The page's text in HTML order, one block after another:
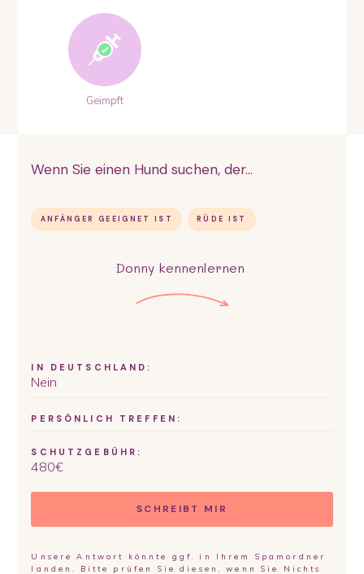
Geimpft
Wenn Sie einen Hund suchen, der...
ANFÄNGER GEEIGNET IST RÜDE IST
Donny kennenlernen
IN DEUTSCHLAND:
Nein
PERSÖNLICH TREFFEN:
SCHUTZGEBÜHR:
480€
SCHREIBT MIR
Unsere Antwort könnte ggf. in Ihrem Spamordner
landen. Bitte prüfen Sie diesen, wenn Sie Nichts